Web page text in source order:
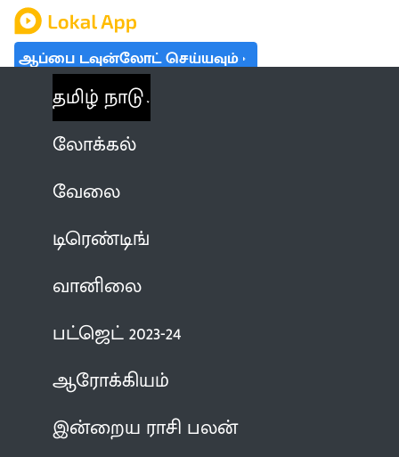
ஆப்பை டவுன்லோட் செய்யவும்
தமிழ் நாடு
லோக்கல்
வேலை
டிரெண்டிங்
வானிலை
பட்ஜெட் 2023-24
ஆரோக்கியம்
இன்றைய ராசி பலன்